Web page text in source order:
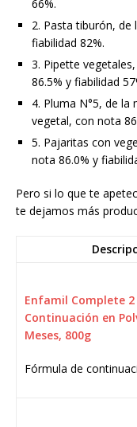
66%.
2. Pasta tiburón, de
fiabilidad 82%.
3. Pipette
86.5% y fiabilidad
4. Pluma N°5, de la
vegetal, con nota
5. Pajaritas con
nota 86.0% y
Pero si lo que te
te dejamos más
Enfamil Complete 2
Continuación en
Meses, 800g
Fórmula de